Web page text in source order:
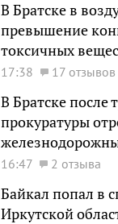
В Братске в
превышение
токсичных
17:38 17 отзывов
В Братске после
прокуратуры
16:47 2 отзыва
Байкал попал в
Иркутской